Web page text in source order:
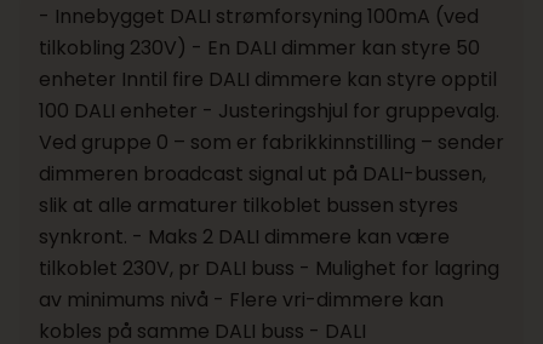
- Innebygget DALI strømforsyning 100mA (ved
tilkobling 230V) - En DALI dimmer kan styre 50
enheter Inntil fire DALI dimmere kan styre opptil
100 DALI enheter - Justeringshjul for gruppevalg.
Ved gruppe 0 – som er fabrikkinnstilling – sender
dimmeren broadcast signal ut på DALI-bussen,
slik at alle armaturer tilkoblet bussen styres
synkront. - Maks 2 DALI dimmere kan være
tilkoblet 230V, pr DALI buss - Mulighet for lagring
av minimums nivå - Flere vri-dimmere kan
kobles på samme DALI buss - DALI